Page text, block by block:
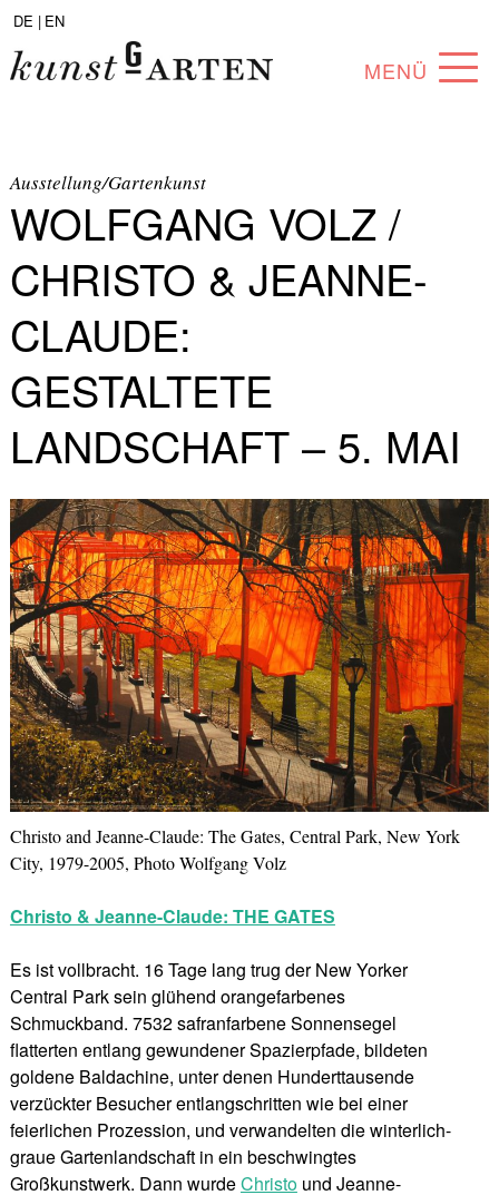
DE | EN
MENÜ
ABOUT
SAMMLUNG
KÜNSTLER*INNEN
PARTNER*INNEN
ANGEBOTE
Ausstellung/Gartenkunst
WOLFGANG VOLZ /
CHRISTO & JEANNE-
CLAUDE:
GESTALTETE
LANDSCHAFT – 5. MAI
Christo and Jeanne-Claude: The Gates, Central Park, New York
City, 1979-2005, Photo Wolfgang Volz
Christo & Jeanne-Claude: THE GATES
Es ist vollbracht. 16 Tage lang trug der New Yorker
Central Park sein glühend orangefarbenes
Schmuckband. 7532 safranfarbene Sonnensegel
flatterten entlang gewundener Spazierpfade, bildeten
goldene Baldachine, unter denen Hunderttausende
verzückter Besucher entlangschritten wie bei einer
feierlichen Prozession, und verwandelten die winterlich-
graue Gartenlandschaft in ein beschwingtes
Großkunstwerk. Dann wurdeChristo und Jeanne-